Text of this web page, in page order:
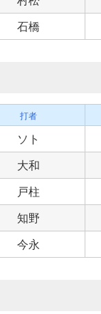
石橋
打者
ソト
大和
戸柱
知野
今永